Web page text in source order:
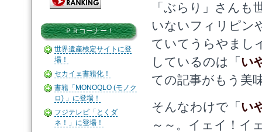
ＰＲコーナー！
世界遺産検定サイトに登
場！
セカイェ書籍化！
書籍「MONOQLO (モノク
ロ) 」に登場！
フジテレビ「とくダ
ネ！」に登場！
「ぶらり」さんも
いないフィリピン
ていてうらやまし
しているのは「 い
ての記事がもう美
そんなわけで「 い
～～。イェイ！イ